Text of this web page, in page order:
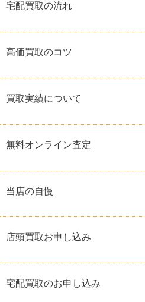
宅配買取の流れ
高価買取のコツ
買取実績について
無料オンライン査定
当店の自慢
店頭買取お申し込み
宅配買取のお申し込み